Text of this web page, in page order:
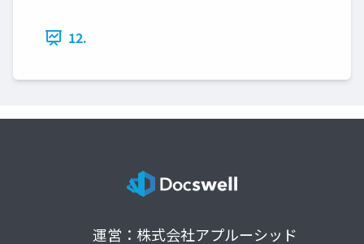
12.
運営：株式会社アプルーシッド